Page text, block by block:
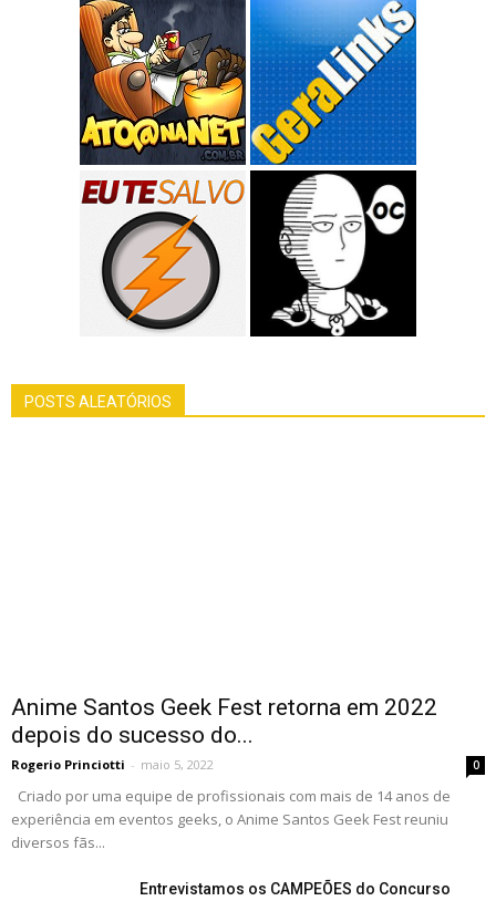
POSTS ALEATÓRIOS
Anime Santos Geek Fest retorna em 2022
depois do sucesso do...
Rogerio Princiotti - maio 5, 2022 0
Criado por uma equipe de profissionais com mais de 14 anos de
experiência em eventos geeks, o Anime Santos Geek Fest reuniu
diversos fãs...
Entrevistamos os CAMPEÕES do Concurso